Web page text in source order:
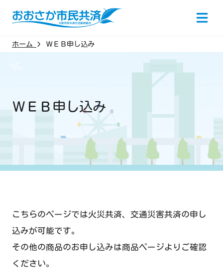
商品を探す
ＷＥＢ申し込み
掛金シミュレーション
組合員だより（かけはし）
お客様窓口のご案内
女性の備え
医療の備え ガン・三大疾病
火災共済
《ずっとあい》終身生命
<低解約返戻金型>
《ずっとあい》終
ホーム ＷＥＢ申し込み
ＷＥＢ申し込み
こちらのページでは火災共済、交通災害共済の申し
込みが可能です。
その他の商品のお申し込みは商品ページよりご確認
ください。